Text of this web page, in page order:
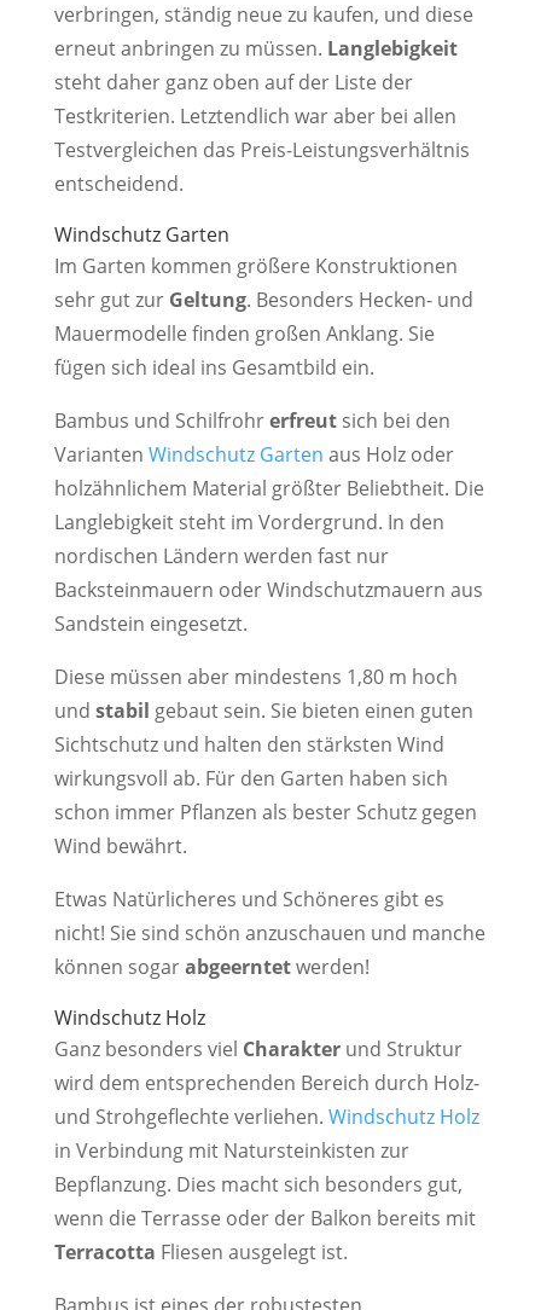
verbringen, ständig neue zu kaufen, und diese
erneut anbringen zu müssen. Langlebigkeit
steht daher ganz oben auf der Liste der
Testkriterien. Letztendlich war aber bei allen
Testvergleichen das Preis-Leistungsverhältnis
entscheidend.
Windschutz Garten
Im Garten kommen größere Konstruktionen
sehr gut zur Geltung. Besonders Hecken- und
Mauermodelle finden großen Anklang. Sie
fügen sich ideal ins Gesamtbild ein.
Bambus und Schilfrohrerfreutsich bei den
Varianten Windschutz Garten aus Holz oder
holzähnlichem Material größter Beliebtheit. Die
Langlebigkeit steht im Vordergrund. In den
nordischen Ländern werden fast nur
Backsteinmauern oder Windschutzmauern aus
Sandstein eingesetzt.
Diese müssen aber mindestens 1,80 m hoch
und stabil gebaut sein. Sie bieten einen guten
Sichtschutz und halten den stärksten Wind
wirkungsvoll ab. Für den Garten haben sich
schon immer Pflanzen als bester Schutz gegen
Wind bewährt.
Etwas Natürlicheres und Schöneres gibt es
nicht! Sie sind schön anzuschauen und manche
können sogarabgeerntetwerden!
Windschutz Holz
Ganz besonders viel Charakterund Struktur
wird dem entsprechenden Bereich durch Holz-
und Strohgeflechte verliehen. Windschutz Holz
in Verbindung mit Natursteinkisten zur
Bepflanzung. Dies macht sich besonders gut,
wenn die Terrasse oder der Balkon bereits mit
Terracotta Fliesen ausgelegt ist.